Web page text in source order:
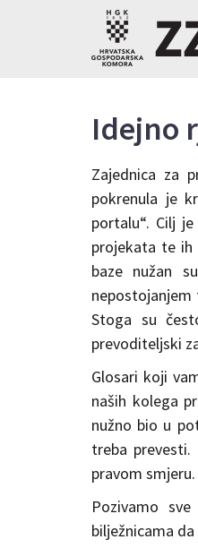
Idejno
Zajednica za
pokrenula je
portalu“. Cilj
projekata te ih
baze nužan
nepostojanjem
Stoga su
prevoditeljski
Glosari koji
naših kolega
nužno bio u
treba
pravom smjeru.
Pozivamo
bilježnicama